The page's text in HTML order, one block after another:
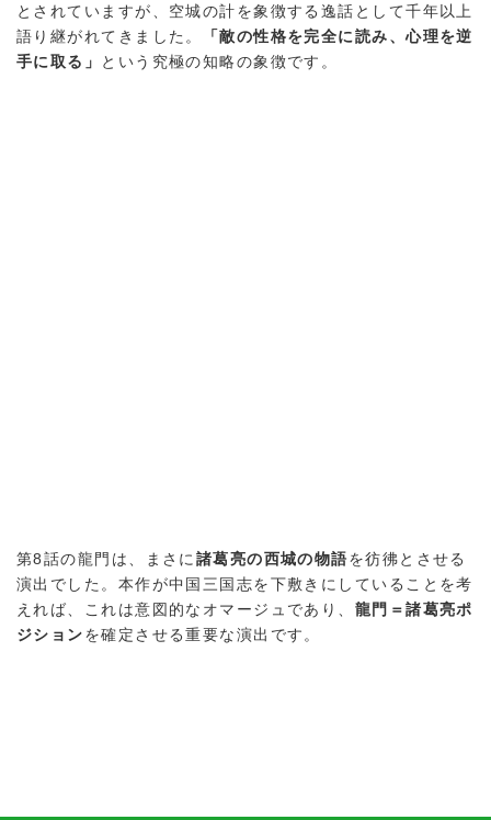
とされていますが、空城の計を象徴する逸話として千年以上
語り継がれてきました。
「敵の性格を完全に読み、心理を逆
手に取る」
という究極の知略の象徴です。
第8話の龍門は、まさに 諸葛亮の西城の物語を彷彿とさせる
演出でした。本作が中国三国志を下敷きにしていることを考
えれば、これは意図的なオマージュであり、 龍門＝諸葛亮ポ
ジションを確定させる重要な演出です。